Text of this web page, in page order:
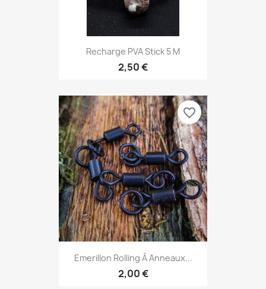
Recharge PVA Stick 5 M
2,50 €
Emerillon Rolling À Anneaux...
2,00 €
favorite_border